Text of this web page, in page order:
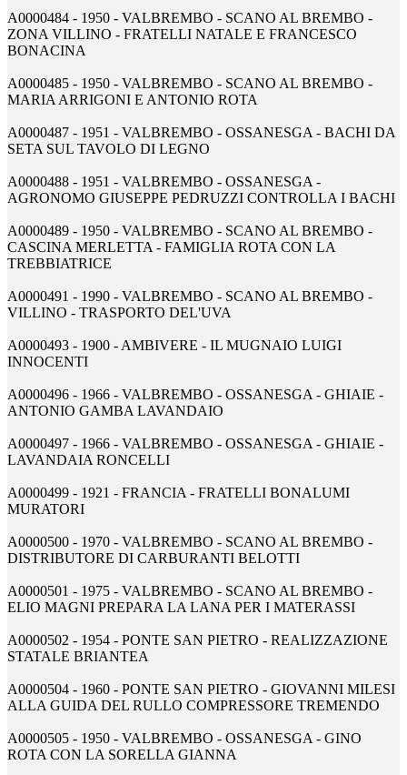
A0000484 - 1950 - VALBREMBO - SCANO AL BREMBO -
ZONA VILLINO - FRATELLI NATALE E FRANCESCO
BONACINA
A0000485 - 1950 - VALBREMBO - SCANO AL BREMBO -
MARIA ARRIGONI E ANTONIO ROTA
A0000487 - 1951 - VALBREMBO - OSSANESGA - BACHI DA
SETA SUL TAVOLO DI LEGNO
A0000488 - 1951 - VALBREMBO - OSSANESGA -
AGRONOMO GIUSEPPE PEDRUZZI CONTROLLA I BACHI
A0000489 - 1950 - VALBREMBO - SCANO AL BREMBO -
CASCINA MERLETTA - FAMIGLIA ROTA CON LA
TREBBIATRICE
A0000491 - 1990 - VALBREMBO - SCANO AL BREMBO -
VILLINO - TRASPORTO DEL'UVA
A0000493 - 1900 - AMBIVERE - IL MUGNAIO LUIGI
INNOCENTI
A0000496 - 1966 - VALBREMBO - OSSANESGA - GHIAIE -
ANTONIO GAMBA LAVANDAIO
A0000497 - 1966 - VALBREMBO - OSSANESGA - GHIAIE -
LAVANDAIA RONCELLI
A0000499 - 1921 - FRANCIA - FRATELLI BONALUMI
MURATORI
A0000500 - 1970 - VALBREMBO - SCANO AL BREMBO -
DISTRIBUTORE DI CARBURANTI BELOTTI
A0000501 - 1975 - VALBREMBO - SCANO AL BREMBO -
ELIO MAGNI PREPARA LA LANA PER I MATERASSI
A0000502 - 1954 - PONTE SAN PIETRO - REALIZZAZIONE
STATALE BRIANTEA
A0000504 - 1960 - PONTE SAN PIETRO - GIOVANNI MILESI
ALLA GUIDA DEL RULLO COMPRESSORE TREMENDO
A0000505 - 1950 - VALBREMBO - OSSANESGA - GINO
ROTA CON LA SORELLA GIANNA